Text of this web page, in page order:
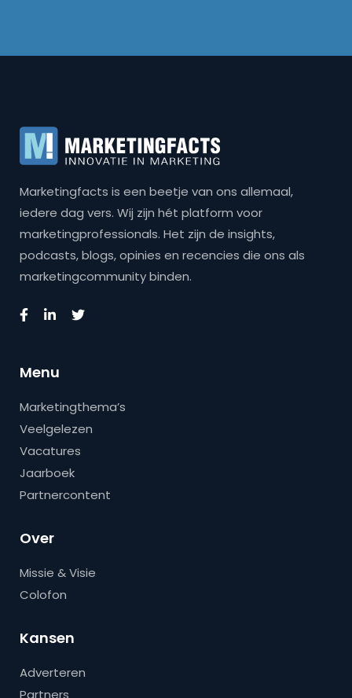
Marketingfacts is een beetje van ons allemaal,
iedere dag vers. Wij zijn hét platform voor
marketingprofessionals. Het zijn de insights,
podcasts, blogs, opinies en recencies die ons als
marketingcommunity binden.
Menu
Marketingthema’s
Veelgelezen
Vacatures
Jaarboek
Partnercontent
Over
Missie & Visie
Colofon
Kansen
Adverteren